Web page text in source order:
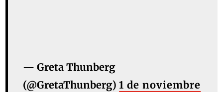
— Greta Thunberg
(@GretaThunberg)1 de noviembre